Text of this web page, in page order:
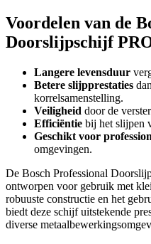
Voordelen van de
Doorslijpschijf
Langere levensduur
Betere slijpprestaties
korrelsamenstelling.
Veiligheid door de
Efficiëntie bij het slijpen
Geschikt voor
omgevingen.
De Bosch Professional
ontworpen voor gebruik met
robuuste constructie en het
biedt deze schijf uitstekende
diverse